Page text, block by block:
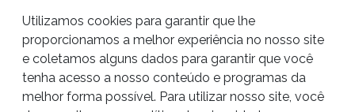
Site desenvolvido por
Utilizamos cookies para garantir que lhe
proporcionamos a melhor experiência no nosso site
e coletamos alguns dados para garantir que você
tenha acesso a nosso conteúdo e programas da
melhor forma possível. Para utilizar nosso site, você